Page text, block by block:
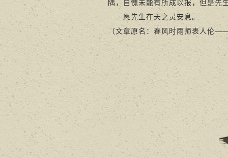
隅，自愧未能有所成以报，但是先
愿先生在天之灵安息。
（文章原名：春风时雨师表人伦